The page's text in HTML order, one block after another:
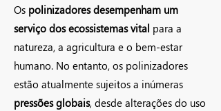
Os polinizadores desempenham um
serviço dos ecossistemas vital para a
natureza, a agricultura e o bem-estar
humano. No entanto, os polinizadores
estão atualmente sujeitos a inúmeras
pressões globais, desde alterações do uso